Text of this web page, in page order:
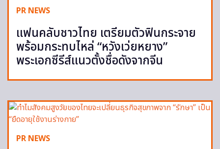
PR NEWS
แฟนคลับชาวไทย เตรียมตัวฟินกระจาย
พร้อมกระทบไหล่ “หวังเว่ยหยาง”
พระเอกซีรีส์แนวตั้งชื่อดังจากจีน
PR NEWS